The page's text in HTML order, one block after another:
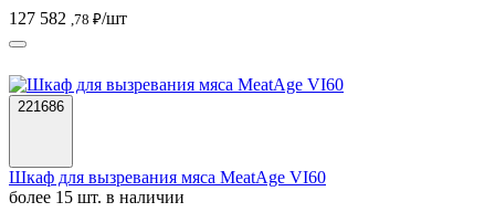
127 582 ,78 ₽/шт
221686
Шкаф для вызревания мяса MeatAge VI60
более 15 шт. в наличии